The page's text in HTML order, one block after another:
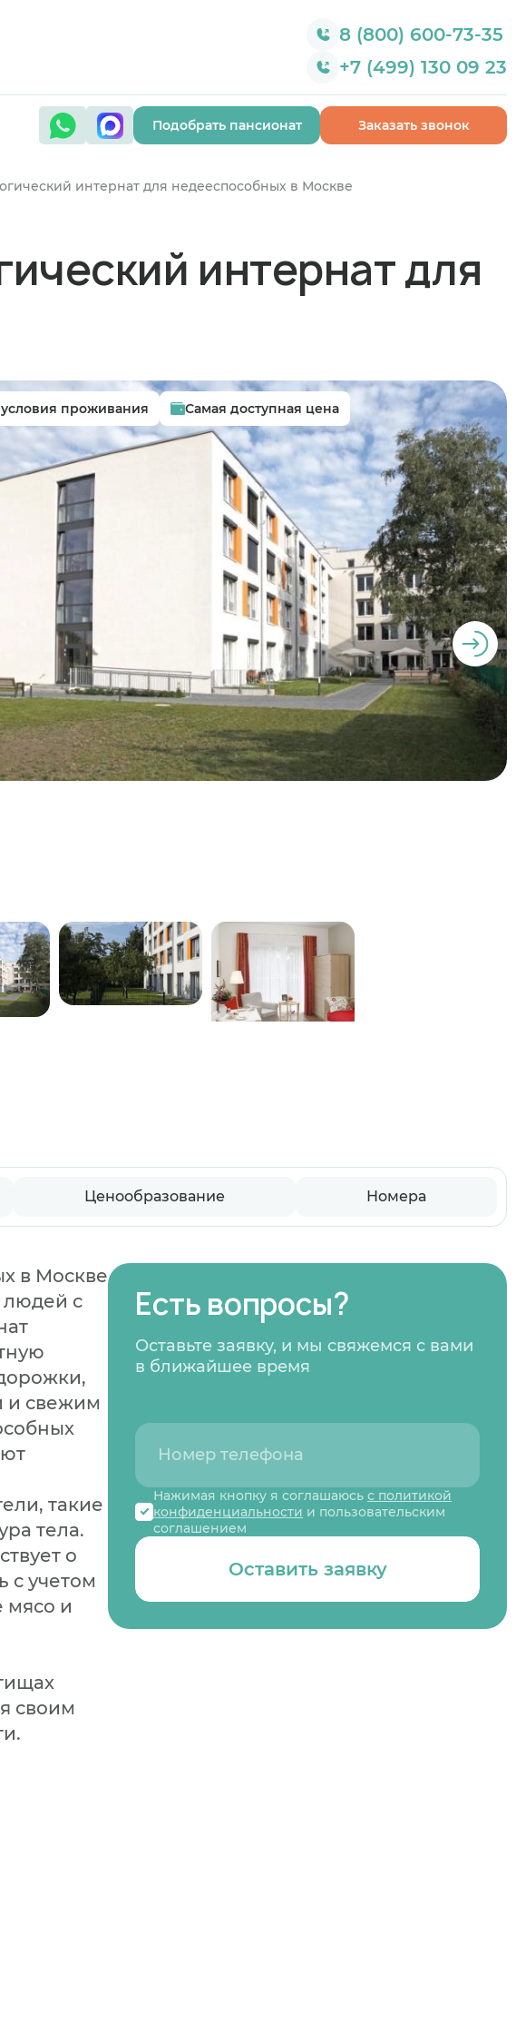
8 (800) 600-73-35
+7 (499) 130 09 23
Подобрать пансионат Заказать звонок
интернат для недееспособных в Москве
интернат для
проживания Самая доступная цена
Ценообразование Номера
в Москве
людей с
и свежим
такие
тела.
о
с учетом
мясо и
своим
Есть вопросы?
Оставьте заявку, и мы свяжемся с вами
в ближайшее время
Нажимая кнопку я соглашаюсь с политикой
конфиденциальности и пользовательским
соглашением
Оставить заявку